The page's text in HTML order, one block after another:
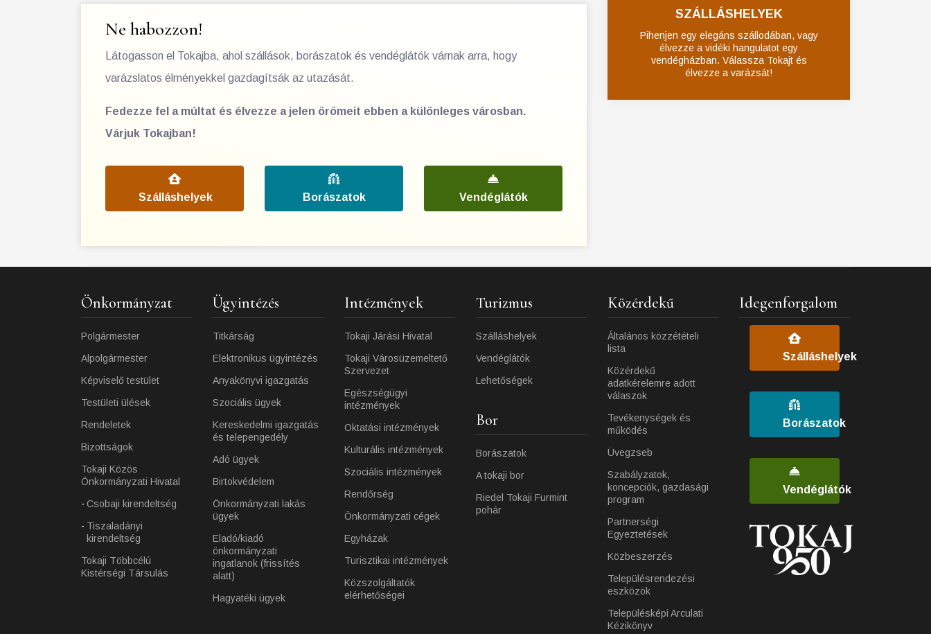
Ne habozzon!
Látogasson el Tokajba, ahol szállások, borászatok és vendéglátók várnak arra, hogy
varázslatos élményekkel gazdagítsák az utazását.
Fedezze fel a múltat és élvezze a jelen örömeit ebben a különleges városban.
Várjuk Tokajban!
Szálláshelyek Borászatok Vendéglátók
SZÁLLÁSHELYEK
Pihenjen egy elegáns szállodában, vagy
élvezze a vidéki hangulatot egy
vendégházban. Válassza Tokajt és
élvezze a varázsát!
Önkormányzat
Polgármester
Alpolgármester
Képviselő testület
Testületi ülések
Rendeletek
Bizottságok
Tokaji Közös
Önkormányzati Hivatal
Csobaji kirendeltség
Tiszaladányi
kirendeltség
Tokaji Többcélú
Kistérségi Társulás
Ügyintézés
Titkárság
Elektronikus ügyintézés
Anyakönyvi igazgatás
Szociális ügyek
Kereskedelmi igazgatás
és telepengedély
Adó ügyek
Birtokvédelem
Önkormányzati lakás
ügyek
Eladó/kiadó
önkormányzati
ingatlanok (frissítés
alatt)
Hagyatéki ügyek
Intézmények
Tokaji Járási Hivatal
Tokaji Városüzemeltető
Szervezet
Egészségügyi
intézmények
Oktatási intézmények
Kulturális intézmények
Szociális intézmények
Rendőrség
Önkormányzati cégek
Egyházak
Turisztikai intézmények
Közszolgáltatók
elérhetőségei
Turizmus
Szálláshelyek
Vendéglátók
Lehetőségek
Bor
Borászatok
A tokaji bor
Riedel Tokaji Furmint
pohár
Közérdekű
Általános közzétételi
lista
Közérdekű
adatkérelemre adott
válaszok
Tevékenységek és
működés
Üvegzseb
Szabályzatok,
koncepciók, gazdasági
program
Partnerségi
Egyeztetések
Közbeszerzés
Településrendezési
eszközök
Településképi Arculati
Kézikönyv
Idegenforgalom
Szálláshelyek
Borászatok
Vendéglátók